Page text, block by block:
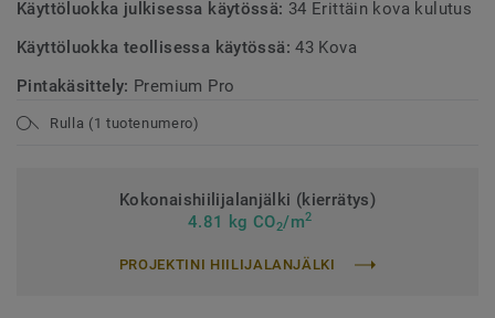
Käyttöluokka julkisessa käytössä: 34 Erittäin kova kulutus
Käyttöluokka teollisessa käytössä:43 Kova
Pintakäsittely: Premium Pro
Rulla (1 tuotenumero)
Kokonaishiilijalanjälki (kierrätys)
4.81 kg CO2/m2
PROJEKTINI HIILIJALANJÄLKI